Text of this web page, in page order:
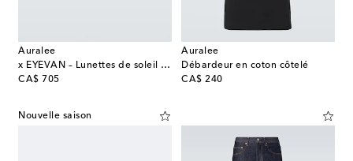
Auralee
x EYEVAN – Lunettes de soleil ovales
CA$ 705
original price
Auralee
Débardeur en coton côtelé
CA$ 240
original price
Nouvelle saison